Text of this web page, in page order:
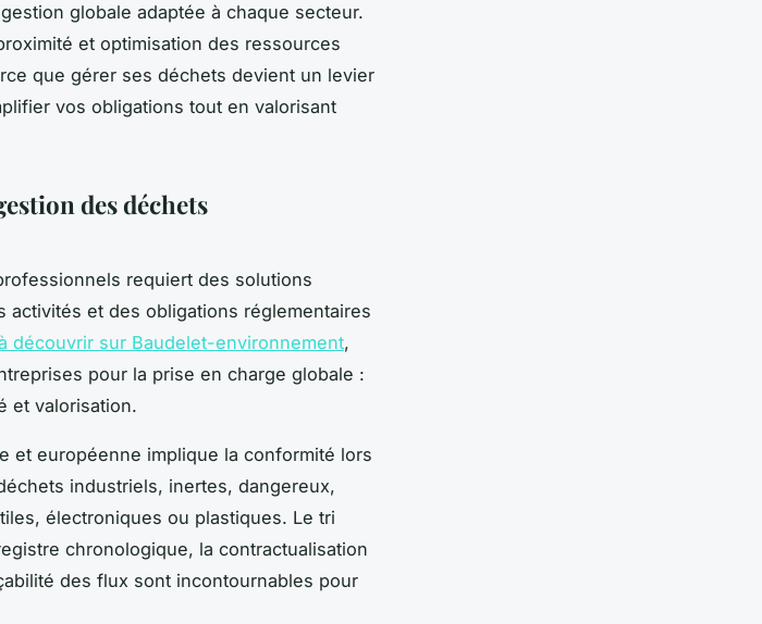
globale adaptée à chaque secteur.
et optimisation des ressources
que gérer ses déchets devient un levier
vos obligations tout en valorisant
des déchets
requiert des solutions
activités et des obligations réglementaires
découvrir sur Baudelet-environnement,
pour la prise en charge globale :
et valorisation.
et européenne implique la conformité lors
industriels, inertes, dangereux,
électroniques ou plastiques. Le tri
chronologique, la contractualisation
des flux sont incontournables pour